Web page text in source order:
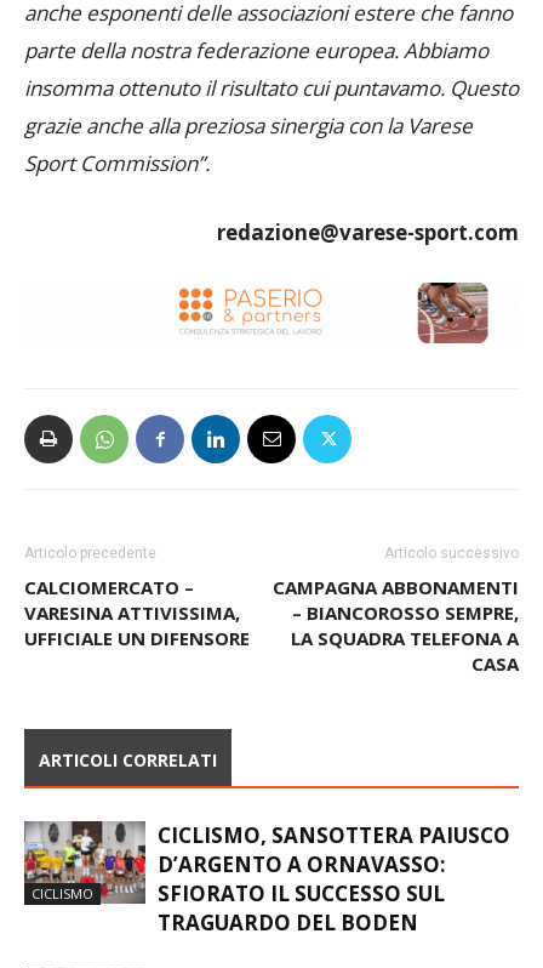
anche esponenti delle associazioni estere che fanno
parte della nostra federazione europea. Abbiamo
insomma ottenuto il risultato cui puntavamo. Questo
grazie anche alla preziosa sinergia con la Varese
Sport Commission”.
redazione@varese-sport.com
Articolo precedente
CALCIOMERCATO –
VARESINA ATTIVISSIMA,
UFFICIALE UN DIFENSORE
Articolo successivo
CAMPAGNA ABBONAMENTI
– BIANCOROSSO SEMPRE,
LA SQUADRA TELEFONA A
CASA
ARTICOLI CORRELATI
CICLISMO
CICLISMO, SANSOTTERA PAIUSCO
D’ARGENTO A ORNAVASSO:
SFIORATO IL SUCCESSO SUL
TRAGUARDO DEL BODEN